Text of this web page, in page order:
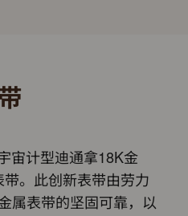
宙计型迪通拿18K金
。此创新表带由劳力
属表带的坚固可靠，以